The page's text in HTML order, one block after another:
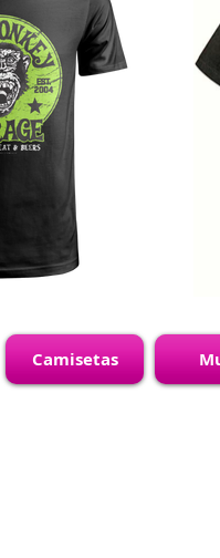
Camisetas